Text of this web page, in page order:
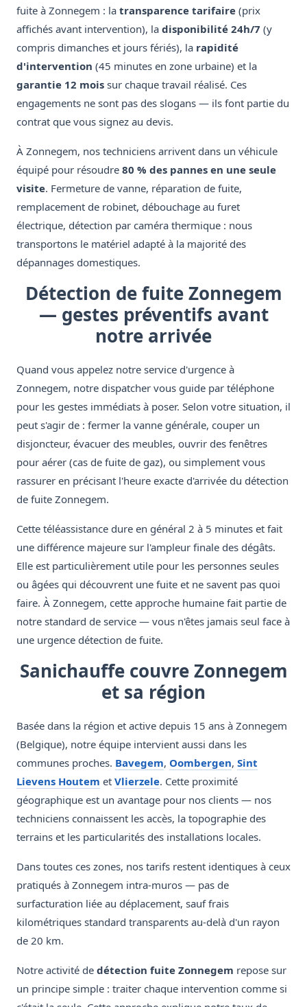
fuite à Zonnegem : la transparence tarifaire (prix
affichés avant intervention), la disponibilité 24h/7 (y
compris dimanches et jours fériés), la rapidité
d'intervention (45 minutes en zone urbaine) et la
garantie 12 mois sur chaque travail réalisé. Ces
engagements ne sont pas des slogans — ils font partie du
contrat que vous signez au devis.
À Zonnegem, nos techniciens arrivent dans un véhicule
équipé pour résoudre 80 % des pannes en une seule
visite. Fermeture de vanne, réparation de fuite,
remplacement de robinet, débouchage au furet
électrique, détection par caméra thermique : nous
transportons le matériel adapté à la majorité des
dépannages domestiques.
Détection de fuite Zonnegem
— gestes préventifs avant
notre arrivée
Quand vous appelez notre service d'urgence à
Zonnegem, notre dispatcher vous guide par téléphone
pour les gestes immédiats à poser. Selon votre situation, il
peut s'agir de : fermer la vanne générale, couper un
disjoncteur, évacuer des meubles, ouvrir des fenêtres
pour aérer (cas de fuite de gaz), ou simplement vous
rassurer en précisant l'heure exacte d'arrivée du détection
de fuite Zonnegem.
Cette téléassistance dure en général 2 à 5 minutes et fait
une différence majeure sur l'ampleur finale des dégâts.
Elle est particulièrement utile pour les personnes seules
ou âgées qui découvrent une fuite et ne savent pas quoi
faire. À Zonnegem, cette approche humaine fait partie de
notre standard de service — vous n'êtes jamais seul face à
une urgence détection de fuite.
Sanichauffe couvre Zonnegem
et sa région
Basée dans la région et active depuis 15 ans à Zonnegem
(Belgique), notre équipe intervient aussi dans les
communes proches. Bavegem, Oombergen, Sint
Lievens Houtem et Vlierzele. Cette proximité
géographique est un avantage pour nos clients — nos
techniciens connaissent les accès, la topographie des
terrains et les particularités des installations locales.
Dans toutes ces zones, nos tarifs restent identiques à ceux
pratiqués à Zonnegem intra-muros — pas de
surfacturation liée au déplacement, sauf frais
kilométriques standard transparents au-delà d'un rayon
de 20 km.
Notre activité de détection fuite Zonnegem repose sur
un principe simple : traiter chaque intervention comme si